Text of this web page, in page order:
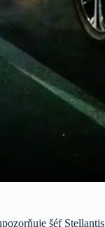
šéf Stellantis